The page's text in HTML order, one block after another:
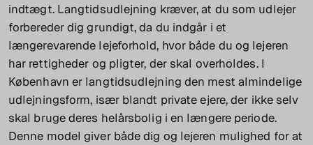
indtægt. Langtidsudlejning kræver, at du som udlejer
forbereder dig grundigt, da du indgår i et
længerevarende lejeforhold, hvor både du og lejeren
har rettigheder og pligter, der skal overholdes. I
København er langtidsudlejning den mest almindelige
udlejningsform, især blandt private ejere, der ikke selv
skal bruge deres helårsbolig i en længere periode.
Denne model giver både dig og lejeren mulighed for at